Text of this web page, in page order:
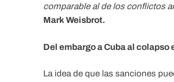
comparable al de los conflictos
Mark Weisbrot.
Del embargo a Cuba al
La idea de que las sanciones